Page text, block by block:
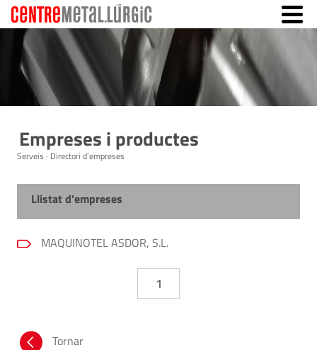
Empreses i productes
Serveis · Directori d'empreses
Llistat d'empreses
MAQUINOTEL ASDOR, S.L.
1
Tornar